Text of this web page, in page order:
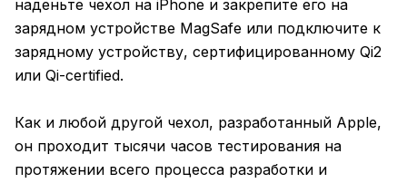
наденьте чехол на iPhone и закрепите его на
зарядном устройстве MagSafe или подключите к
зарядному устройству, сертифицированному Qi2
или Qi-certified.
Как и любой другой чехол, разработанный Apple,
он проходит тысячи часов тестирования на
протяжении всего процесса разработки и